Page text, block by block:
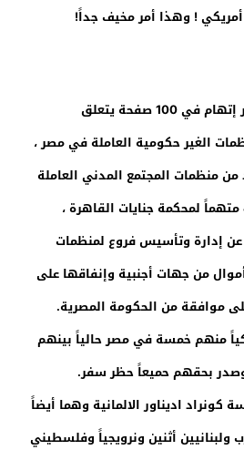
! وهذا أمر مخيف جداً!
القضاء المصري أصدر قرار إتهام في 100 صفحة يتعلق
الغير حكومية العاملة في مصر ،
منظمات المجتمع المدني العاملة
في مصر ، وتقرر إحالة 43 متهماً لمحكمة جنايات القاهرة ،
إدارة وتأسيس فروع لمنظمات
من جهات أجنبية وإنفاقها على
موافقة من الحكومة المصرية.
19 أمريكياً منهم خمسة في مصر حالياً بينهم
وصدر بحقهم حميعاً حظر سفر.
اديناور الالمانية وهما أيضاً
أثنين ونرويجياً وفلسطيني